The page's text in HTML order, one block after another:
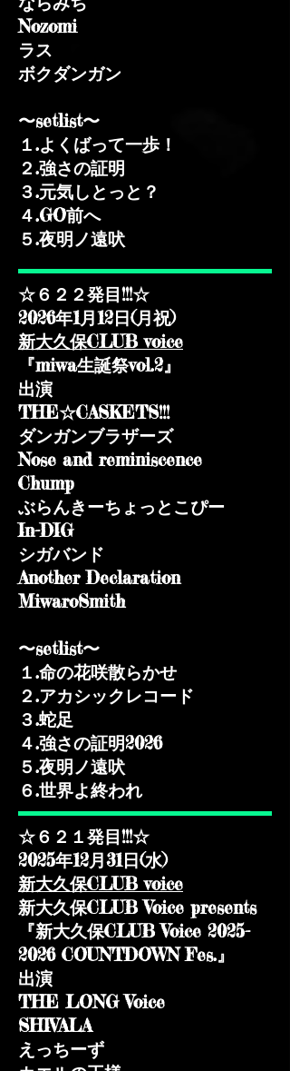
Nozomi
ラス
ボクダンガン​​
〜setlist〜
１.よくばって一歩！
２.強さの証明
３.元気しとっと？
４.GO前へ
​５.夜明ノ遠吠
☆６２２発目!!!☆
2026年1月12日(月祝)​
新大久保CLUB voice
『miwa生誕祭vol.2』
出演
THE☆CASKETS!!!
ダンガンブラザーズ
Nose and reminiscence
Chump
ぶらんきーちょっとこぴー
In-DIG
シガバンド
Another Declaration
MiwaroSmith
〜setlist〜
１.命の花咲散らかせ
２.アカシックレコード
３.蛇足
４.強さの証明2026
５.夜明ノ遠吠
​６.世界よ終われ
☆６２１発目!!!☆
2025年12月31日(水)​
新大久保CLUB voice
新大久保CLUB Voice presents
『新大久保CLUB Voice 2025-
2026 COUNTDOWN Fes.』
出演
THE LONG Voice
SHIVALA
えっちーず